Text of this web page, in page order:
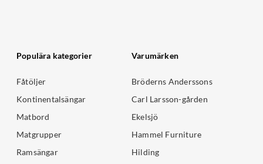
Populära kategorier
Fåtöljer
Kontinentalsängar
Matbord
Matgrupper
Ramsängar
Varumärken
Bröderns Anderssons
Carl Larsson-gården
Ekelsjö
Hammel Furniture
Hilding